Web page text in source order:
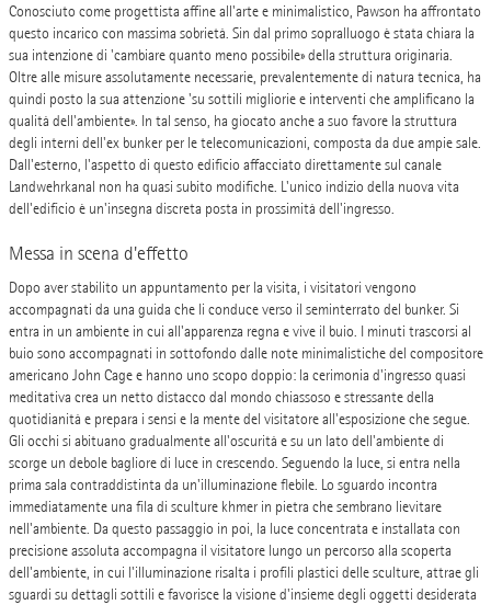
Conosciuto come progettista affine all'arte e minimalistico, Pawson ha affrontato
questo incarico con massima sobrietà. Sin dal primo sopralluogo è stata chiara la
sua intenzione di 'cambiare quanto meno possibile» della struttura originaria.
Oltre alle misure assolutamente necessarie, prevalentemente di natura tecnica, ha
quindi posto la sua attenzione 'su sottili migliorie e interventi che amplificano la
qualità dell'ambiente». In tal senso, ha giocato anche a suo favore la struttura
degli interni dell'ex bunker per le telecomunicazioni, composta da due ampie sale.
Dall'esterno, l'aspetto di questo edificio affacciato direttamente sul canale
Landwehrkanal non ha quasi subito modifiche. L'unico indizio della nuova vita
dell'edificio è un'insegna discreta posta in prossimità dell'ingresso.
Messa in scena d'effetto
Dopo aver stabilito un appuntamento per la visita, i visitatori vengono
accompagnati da una guida che li conduce verso il seminterrato del bunker. Si
entra in un ambiente in cui all'apparenza regna e vive il buio. I minuti trascorsi al
buio sono accompagnati in sottofondo dalle note minimalistiche del compositore
americano John Cage e hanno uno scopo doppio: la cerimonia d'ingresso quasi
meditativa crea un netto distacco dal mondo chiassoso e stressante della
quotidianità e prepara i sensi e la mente del visitatore all'esposizione che segue.
Gli occhi si abituano gradualmente all'oscurità e su un lato dell'ambiente di
scorge un debole bagliore di luce in crescendo. Seguendo la luce, si entra nella
prima sala contraddistinta da un'illuminazione flebile. Lo sguardo incontra
immediatamente una fila di sculture khmer in pietra che sembrano lievitare
nell'ambiente. Da questo passaggio in poi, la luce concentrata e installata con
precisione assoluta accompagna il visitatore lungo un percorso alla scoperta
dell'ambiente, in cui l'illuminazione risalta i profili plastici delle sculture, attrae gli
sguardi su dettagli sottili e favorisce la visione d'insieme degli oggetti desiderata